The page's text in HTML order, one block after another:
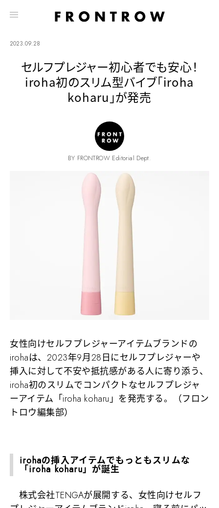
2023.09.28
セルフプレジャー初心者でも安心！
iroha初のスリム型バイブ「iroha
koharu」が発売
BY FRONTROW Editorial Dept.
女性向けセルフプレジャーアイテムブランドの
irohaは、2023年9月28日にセルフプレジャーや
挿入に対して不安や抵抗感がある人に寄り添う、
iroha初のスリムでコンパクトなセルフプレジャ
ーアイテム「iroha koharu」を発売する。（フロン
トロウ編集部）
irohaの挿入アイテムでもっともスリムな
「iroha koharu」が誕生
株式会社TENGAが展開する、女性向けセルフ